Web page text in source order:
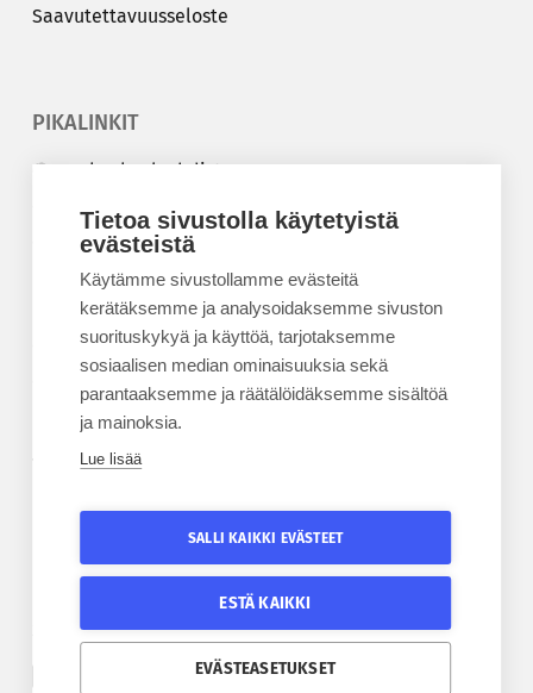
Tietoa sivustolla käytetyistä
evästeistä
Käytämme sivustollamme evästeitä
kerätäksemme ja analysoidaksemme sivuston
suorituskykyä ja käyttöä, tarjotaksemme
sosiaalisen median ominaisuuksia sekä
parantaaksemme ja räätälöidäksemme sisältöä
ja mainoksia.
Lue lisää
SALLI KAIKKI EVÄSTEET
ESTÄ KAIKKI
EVÄSTEASETUKSET
Saa­vu­tet­ta­vuus­se­los­te
PIKALINKIT
Korkeakouluyhdistys
Kesäyliopisto
Epanet
BLOGIT
Kesäyliopiston blogi
TILAA UUTISKIRJE
Tilaa kesäyliopiston uutiskirje
Tilaa Epanetin uutiskirje
SEURAA KESÄYLIOPISTOA
Etelä-Pohjanmaan kesäyliopiston Facebook
SEURAA EPANETIA
Epanetin Twitter